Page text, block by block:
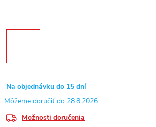
Na objednávku do 15 dní
28.8.2026
Možnosti doručenia